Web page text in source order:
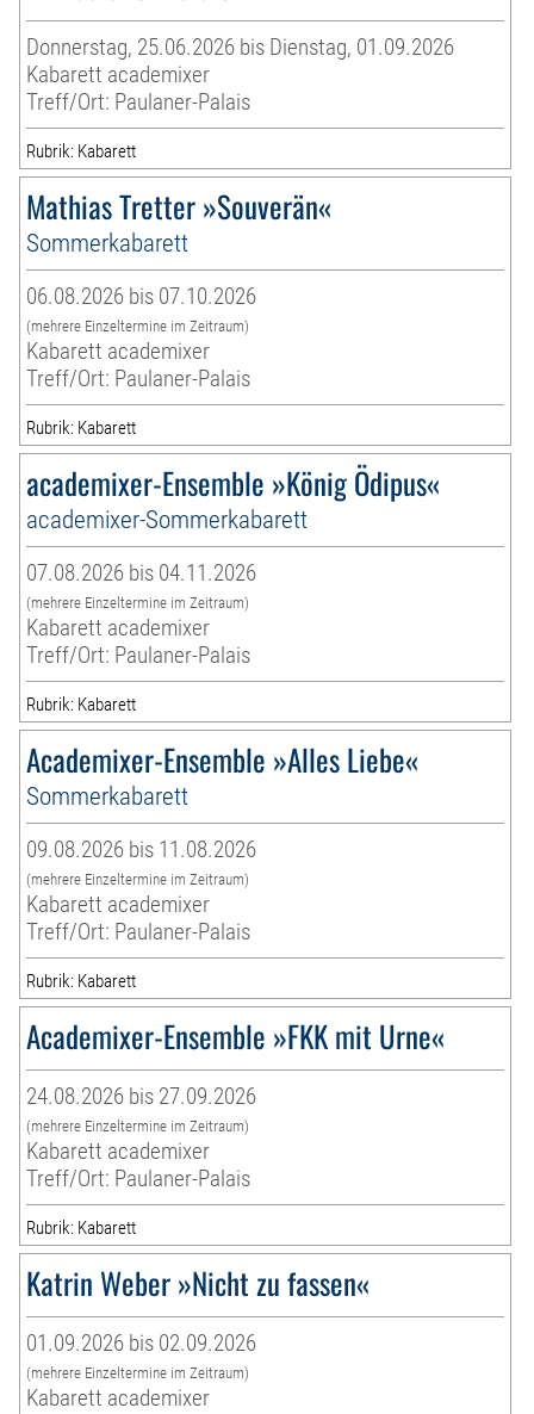
Donnerstag, 25.06.2026 bis Dienstag, 01.09.2026
Kabarett academixer
Treff/Ort: Paulaner-Palais
Rubrik: Kabarett
Mathias Tretter »Souverän«
Sommerkabarett
06.08.2026 bis 07.10.2026
(mehrere Einzeltermine im Zeitraum)
Kabarett academixer
Treff/Ort: Paulaner-Palais
Rubrik: Kabarett
academixer-Ensemble »König Ödipus«
academixer-Sommerkabarett
07.08.2026 bis 04.11.2026
(mehrere Einzeltermine im Zeitraum)
Kabarett academixer
Treff/Ort: Paulaner-Palais
Rubrik: Kabarett
Academixer-Ensemble »Alles Liebe«
Sommerkabarett
09.08.2026 bis 11.08.2026
(mehrere Einzeltermine im Zeitraum)
Kabarett academixer
Treff/Ort: Paulaner-Palais
Rubrik: Kabarett
Academixer-Ensemble »FKK mit Urne«
24.08.2026 bis 27.09.2026
(mehrere Einzeltermine im Zeitraum)
Kabarett academixer
Treff/Ort: Paulaner-Palais
Rubrik: Kabarett
Katrin Weber »Nicht zu fassen«
01.09.2026 bis 02.09.2026
(mehrere Einzeltermine im Zeitraum)
Kabarett academixer